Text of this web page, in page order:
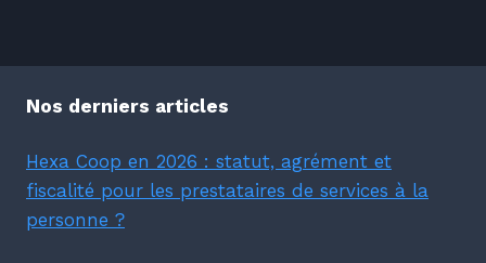
Nos derniers articles
Hexa Coop en 2026 : statut, agrément et
fiscalité pour les prestataires de services à la
personne ?